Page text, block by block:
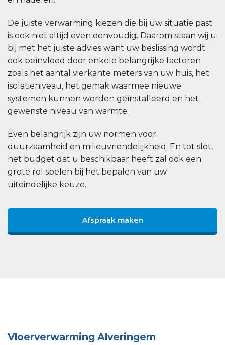
De juiste verwarming kiezen die bij uw situatie past
is ook niet altijd even eenvoudig. Daarom staan wij u
bij met het juiste advies want uw beslissing wordt
ook beïnvloed door enkele belangrijke factoren
zoals het aantal vierkante meters van uw huis, het
isolatieniveau, het gemak waarmee nieuwe
systemen kunnen worden geïnstalleerd en het
gewenste niveau van warmte.
Even belangrijk zijn uw normen voor
duurzaamheid en milieuvriendelijkheid. En tot slot,
het budget dat u beschikbaar heeft zal ook een
grote rol spelen bij het bepalen van uw
uiteindelijke keuze.
Afspraak maken
Vloerverwarming Alveringem